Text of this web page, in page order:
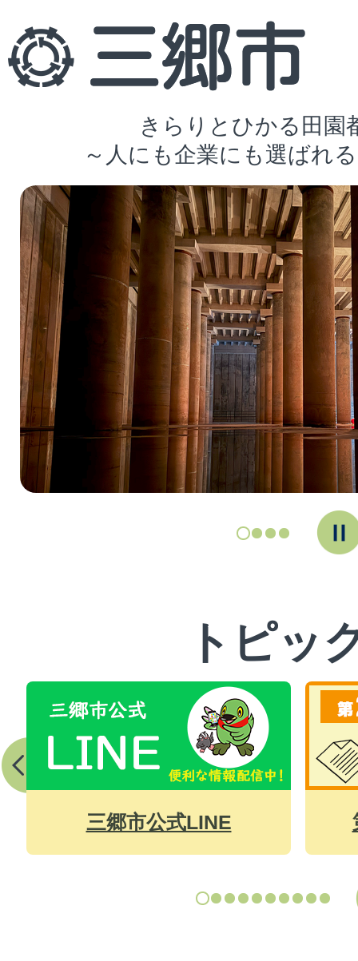
きらりとひかる田園
～人にも企業にも選ばれ
2
枚
目
の
ス
ラ
イ
ド
トピッ
枚
ス
第2回職員採用試験
枚
目
ス
ラ
電